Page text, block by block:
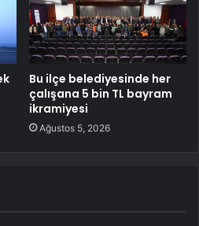
Bu ilçe belediyesinde her
çalışana 5 bin TL bayram
ikramiyesi
Ağustos 5, 2026